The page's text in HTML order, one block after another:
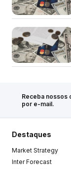
Receba nossos
por e-mail.
Destaques
Market Strategy
Inter Forecast